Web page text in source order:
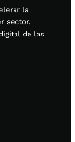
la
sector.
de las